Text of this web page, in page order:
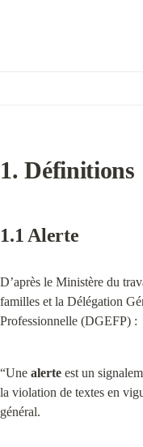
1. Définitions
1.1 Alerte
D’après le Ministère du
familles et la Délégation
Professionnelle (DGEFP) :
“Une alerte est un
la violation de textes en
général.